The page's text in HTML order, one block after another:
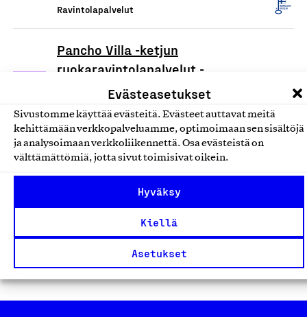
Evästeasetukset
Sivustomme käyttää evästeitä. Evästeet auttavat meitä
kehittämään verkkopalveluamme, optimoimaan sen sisältöjä
ja analysoimaan verkkoliikennettä. Osa evästeistä on
välttämättömiä, jotta sivut toimisivat oikein.
Hyväksy
Kiellä
Asetukset
Ravintolapalvelut
Pancho Villa -ketjun
ruokaravintolapalvelut -
Pancho Villa Kokkola
Ravintolapalvelut
ruokaravintolapalvelut -
Pancho Villa Rauma
Pancho Villa Rauma, Palvelu
Ravintolapalvelut